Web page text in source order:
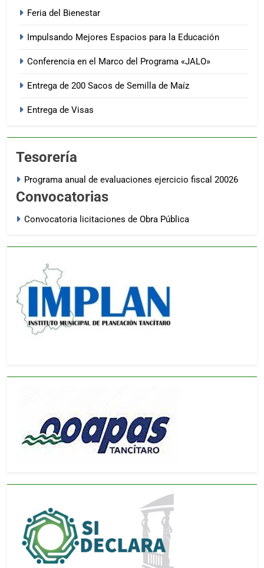
Feria del Bienestar
Impulsando Mejores Espacios para la Educación
Conferencia en el Marco del Programa «JALO»
Entrega de 200 Sacos de Semilla de Maíz
Entrega de Visas
Tesorería
Programa anual de evaluaciones ejercicio fiscal 20026
Convocatorias
Convocatoria licitaciones de Obra Pública